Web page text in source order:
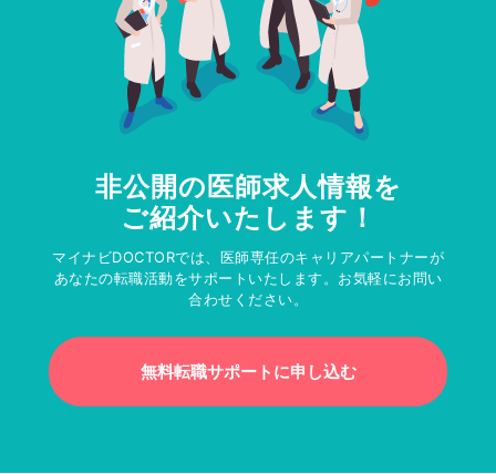
非公開の医師求人情報を
ご紹介いたします！
マイナビDOCTORでは、医師専任のキャリアパートナーが
あなたの転職活動をサポートいたします。お気軽にお問い
合わせください。
無料転職サポートに申し込む